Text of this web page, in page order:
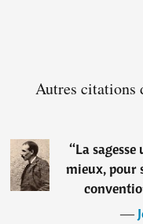
Autres citations
“La
mieux, pour
―